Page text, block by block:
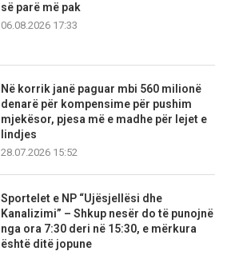
së parë më pak
06.08.2026 17:33
Në korrik janë paguar mbi 560 milionë
denarë për kompensime për pushim
mjekësor, pjesa më e madhe për lejet e
lindjes
28.07.2026 15:52
Sportelet e NP “Ujësjellësi dhe
Kanalizimi” – Shkup nesër do të punojnë
nga ora 7:30 deri në 15:30, e mërkura
është ditë jopune